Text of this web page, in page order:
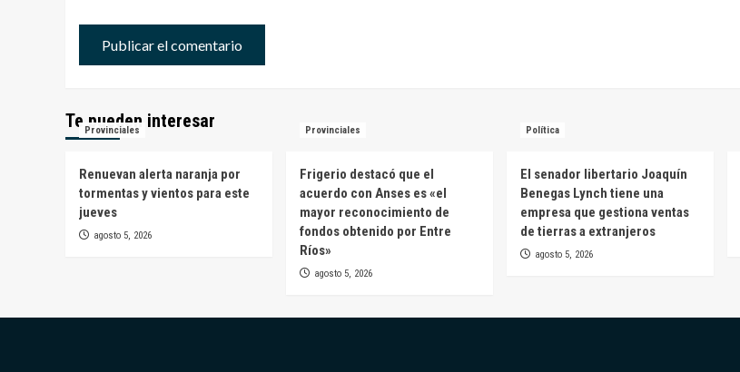
Te pueden interesar
Provinciales
Renuevan alerta naranja por
tormentas y vientos para este
jueves
agosto 5, 2026
Provinciales
Frigerio destacó que el
acuerdo con Anses es «el
mayor reconocimiento de
fondos obtenido por Entre
Ríos»
agosto 5, 2026
Política
El senador libertario Joaquín
Benegas Lynch tiene una
empresa que gestiona ventas
de tierras a extranjeros
agosto 5, 2026